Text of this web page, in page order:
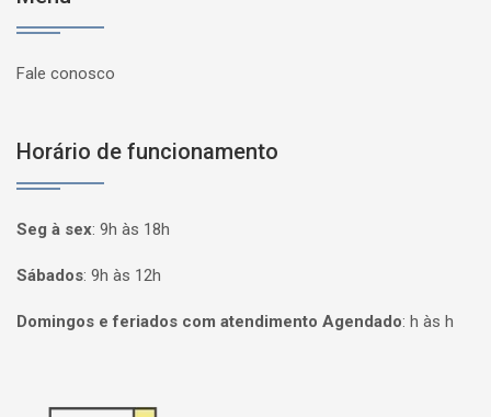
Fale conosco
Horário de funcionamento
Seg à sex: 9h às 18h
Sábados: 9h às 12h
Domingos e feriados com atendimento Agendado: h às h